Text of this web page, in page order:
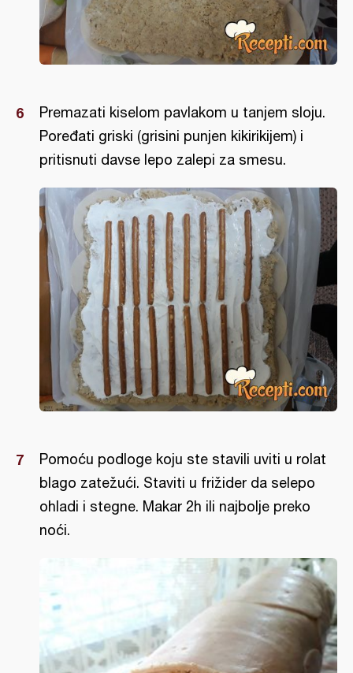
Premazati kiselom pavlakom u tanjem sloju.
Poređati griski (grisini punjen kikirikijem) i
pritisnuti davse lepo zalepi za smesu.
Pomoću podloge koju ste stavili uviti u rolat
blago zatežući. Staviti u frižider da selepo
ohladi i stegne. Makar 2h ili najbolje preko
noći.